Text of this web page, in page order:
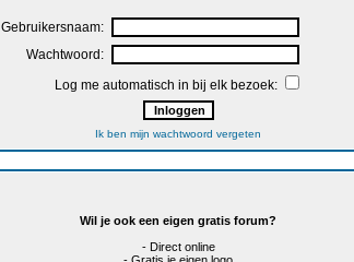
Gebruikersnaam:
Wachtwoord:
Log me automatisch in bij elk bezoek:
Ik ben mijn wachtwoord vergeten
Wil je ook een eigen gratis forum?
- Direct online